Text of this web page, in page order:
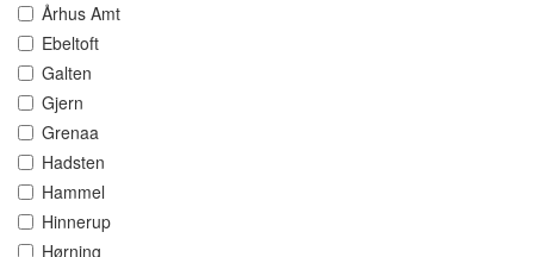
Århus Amt
Ebeltoft
Galten
Gjern
Grenaa
Hadsten
Hammel
Hinnerup
Hørning